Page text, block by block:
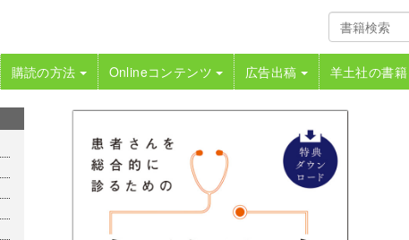
購読の方法 Onlineコンテンツ 広告出稿 羊土社の書籍